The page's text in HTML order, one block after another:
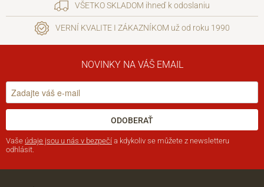
VŠETKO SKLADOM ihneď k odoslaniu
VERNÍ KVALITE I ZÁKAZNÍKOM už od roku 1990
NOVINKY NA VÁŠ EMAIL
ODOBERAŤ
Vaše údaje jsou u nás v bezpečí a kdykoliv se můžete z newsletteru
odhlásit.